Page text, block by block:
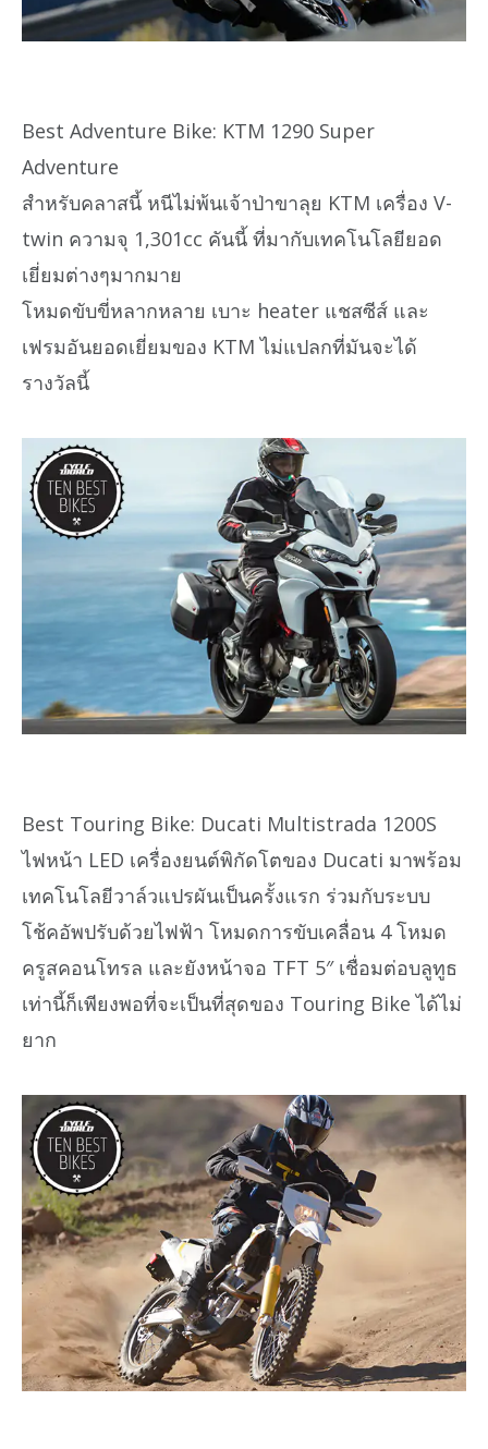
Best Adventure Bike: KTM 1290 Super
Adventure
สำหรับคลาสนี้ หนีไม่พ้นเจ้าป่าขาลุย KTM เครื่อง V-
twin ความจุ 1,301cc คันนี้ ที่มากับเทคโนโลยียอด
เยี่ยมต่างๆมากมาย
โหมดขับขี่หลากหลาย เบาะ heater แชสซีส์ และ
เฟรมอันยอดเยี่ยมของ KTM ไม่แปลกที่มันจะได้
รางวัลนี้
Best Touring Bike: Ducati Multistrada 1200S
ไฟหน้า LED เครื่องยนต์พิกัดโตของ Ducati มาพร้อม
เทคโนโลยีวาล์วแปรผันเป็นครั้งแรก ร่วมกับระบบ
โช้คอัพปรับด้วยไฟฟ้า โหมดการขับเคลื่อน 4 โหมด
ครูสคอนโทรล และยังหน้าจอ TFT 5″ เชื่อมต่อบลูทูธ
เท่านี้ก็เพียงพอที่จะเป็นที่สุดของ Touring Bike ได้ไม่
ยาก